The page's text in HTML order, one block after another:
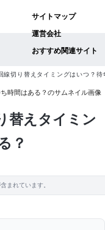
サイトマップ
運営会社
おすすめ関連サイト
切り替えタイミングはいつ？待
替えタイミン
？
まれています。